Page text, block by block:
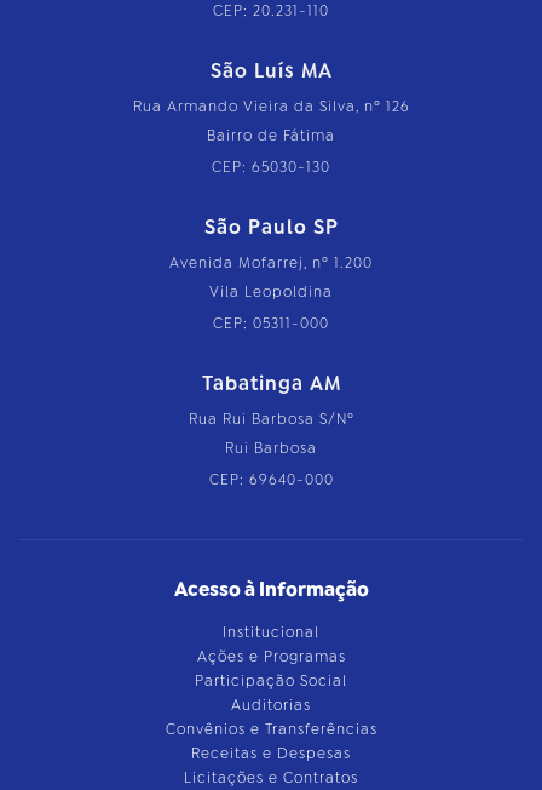
CEP: 20.231-110
São Luís MA
Rua Armando Vieira da Silva, nº 126
Bairro de Fátima
CEP: 65030-130
São Paulo SP
Avenida Mofarrej, nº 1.200
Vila Leopoldina
CEP: 05311-000
Tabatinga AM
Rua Rui Barbosa S/Nº
Rui Barbosa
CEP: 69640-000
Acesso à Informação
Institucional
Ações e Programas
Participação Social
Auditorias
Convênios e Transferências
Receitas e Despesas
Licitações e Contratos